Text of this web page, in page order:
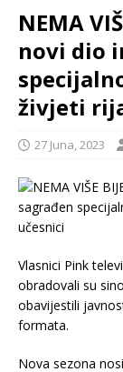
NEMA
novi dio
živjeti
27 Juna, 2023
Vlasnici Pink
obradovali su
obavijestili
formata.
Nova sezona